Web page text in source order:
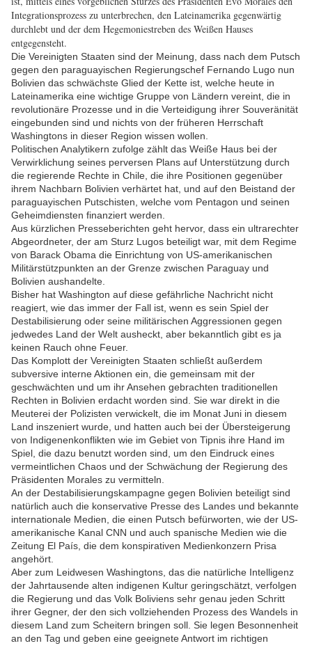
Integrationsprozess zu unterbrechen, den Lateinamerika gegenwärtig
durchlebt und der dem Hegemoniestreben des Weißen Hauses
entgegensteht.
Die Vereinigten Staaten sind der Meinung, dass nach dem Putsch
gegen den paraguayischen Regierungschef Fernando Lugo nun
Bolivien das schwächste Glied der Kette ist, welche heute in
Lateinamerika eine wichtige Gruppe von Ländern vereint, die in
revolutionäre Prozesse und in die Verteidigung ihrer Souveränität
eingebunden sind und nichts von der früheren Herrschaft
Washingtons in dieser Region wissen wollen.
Politischen Analytikern zufolge zählt das Weiße Haus bei der
Verwirklichung seines perversen Plans auf Unterstützung durch
die regierende Rechte in Chile, die ihre Positionen gegenüber
ihrem Nachbarn Bolivien verhärtet hat, und auf den Beistand der
paraguayischen Putschisten, welche vom Pentagon und seinen
Geheimdiensten finanziert werden.
Aus kürzlichen Presseberichten geht hervor, dass ein ultrarechter
Abgeordneter, der am Sturz Lugos beteiligt war, mit dem Regime
von Barack Obama die Einrichtung von US-amerikanischen
Militärstützpunkten an der Grenze zwischen Paraguay und
Bolivien aushandelte.
Bisher hat Washington auf diese gefährliche Nachricht nicht
reagiert, wie das immer der Fall ist, wenn es sein Spiel der
Destabilisierung oder seine militärischen Aggressionen gegen
jedwedes Land der Welt ausheckt, aber bekanntlich gibt es ja
keinen Rauch ohne Feuer.
Das Komplott der Vereinigten Staaten schließt außerdem
subversive interne Aktionen ein, die gemeinsam mit der
geschwächten und um ihr Ansehen gebrachten traditionellen
Rechten in Bolivien erdacht worden sind. Sie war direkt in die
Meuterei der Polizisten verwickelt, die im Monat Juni in diesem
Land inszeniert wurde, und hatten auch bei der Übersteigerung
von Indigenenkonflikten wie im Gebiet von Tipnis ihre Hand im
Spiel, die dazu benutzt worden sind, um den Eindruck eines
vermeintlichen Chaos und der Schwächung der Regierung des
Präsidenten Morales zu vermitteln.
An der Destabilisierungskampagne gegen Bolivien beteiligt sind
natürlich auch die konservative Presse des Landes und bekannte
internationale Medien, die einen Putsch befürworten, wie der US-
amerikanische Kanal CNN und auch spanische Medien wie die
Zeitung El País, die dem konspirativen Medienkonzern Prisa
angehört.
Aber zum Leidwesen Washingtons, das die natürliche Intelligenz
der Jahrtausende alten indigenen Kultur geringschätzt, verfolgen
die Regierung und das Volk Boliviens sehr genau jeden Schritt
ihrer Gegner, der den sich vollziehenden Prozess des Wandels in
diesem Land zum Scheitern bringen soll. Sie legen Besonnenheit
an den Tag und geben eine geeignete Antwort im richtigen